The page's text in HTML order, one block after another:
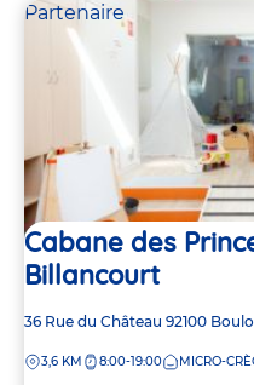
Partenaire
Cabane des
Billancourt
Adresse
la
36 Rue du Château 92100
DISTANCE
3,6 KM 8:00-19:00 MICRO-